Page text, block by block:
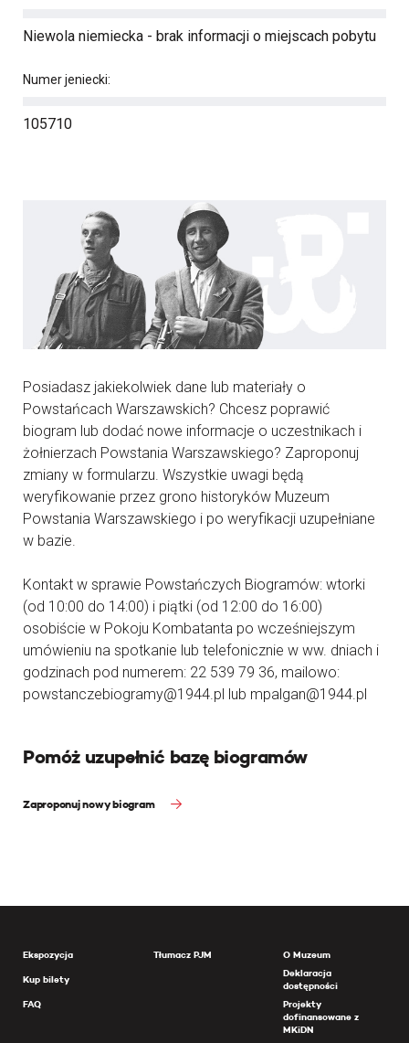
Niewola niemiecka - brak informacji o miejscach pobytu
Numer jeniecki:
105710
Posiadasz jakiekolwiek dane lub materiały o
Powstańcach Warszawskich? Chcesz poprawić
biogram lub dodać nowe informacje o uczestnikach i
żołnierzach Powstania Warszawskiego? Zaproponuj
zmiany w formularzu. Wszystkie uwagi będą
weryfikowanie przez grono historyków Muzeum
Powstania Warszawskiego i po weryfikacji uzupełniane
w bazie.
Kontakt w sprawie Powstańczych Biogramów: wtorki
(od 10:00 do 14:00) i piątki (od 12:00 do 16:00)
osobiście w Pokoju Kombatanta po wcześniejszym
umówieniu na spotkanie lub telefonicznie w ww. dniach i
godzinach pod numerem: 22 539 79 36, mailowo:
powstanczebiogramy@1944.pl lub mpalgan@1944.pl
Pomóż uzupełnić bazę biogramów
Zaproponuj nowy biogram
Ekspozycja
Kup bilety
FAQ
Tłumacz PJM
O Muzeum
Deklaracja
dostępności
Projekty
dofinansowane z
MKiDN